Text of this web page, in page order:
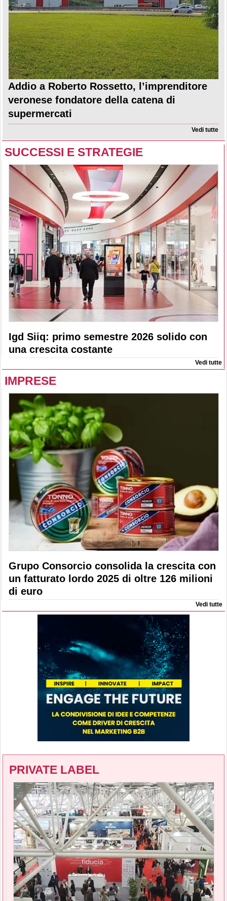
Addio a Roberto Rossetto, l’imprenditore
veronese fondatore della catena di
supermercati
Vedi tutte
SUCCESSI E STRATEGIE
Igd Siiq: primo semestre 2026 solido con
una crescita costante
Vedi tutte
IMPRESE
Grupo Consorcio consolida la crescita con
un fatturato lordo 2025 di oltre 126 milioni
di euro
Vedi tutte
PRIVATE LABEL